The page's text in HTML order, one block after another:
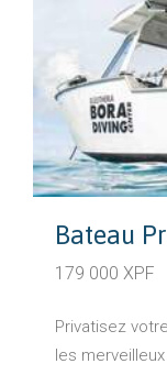
Bateau
179 000 XPF
Privatisez
les